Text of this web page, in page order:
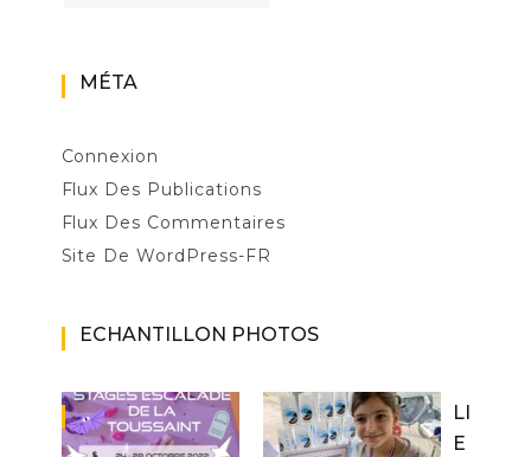
MÉTA
Connexion
Flux Des Publications
Flux Des Commentaires
Site De WordPress-FR
ECHANTILLON PHOTOS
LI
E